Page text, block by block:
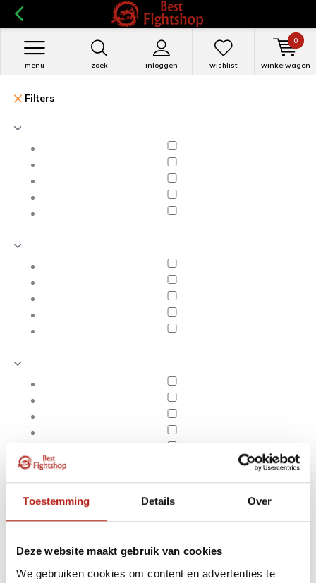
Toestemming Details Over
Deze website maakt gebruik van cookies
We gebruiken cookies om content en advertenties te
zoek inloggen
menu wishlist winkelwagen
0
Filters